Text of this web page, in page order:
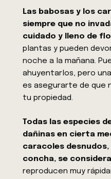
Las babosas y los
siempre que no
cuidado y lleno de
plantas y pueden
noche a la mañana.
ahuyentarlos, pero
es asegurarte de que
tu propiedad.
Todas las especies
dañinas en cierta
caracoles
concha, se
reproducen muy